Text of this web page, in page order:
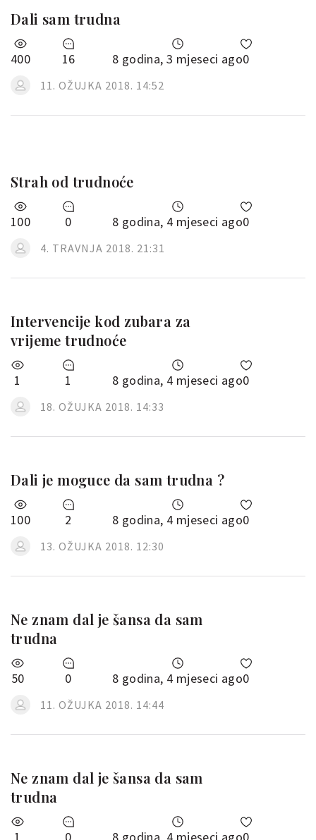
Dali sam trudna
400 16 8 godina, 3 mjeseci ago0
11. OŽUJKA 2018. 14:52
Strah od trudnoće
100 0 8 godina, 4 mjeseci ago0
4. TRAVNJA 2018. 21:31
Intervencije kod zubara za
vrijeme trudnoće
1 1 8 godina, 4 mjeseci ago0
18. OŽUJKA 2018. 14:33
Dali je moguce da sam trudna ?
100 2 8 godina, 4 mjeseci ago0
13. OŽUJKA 2018. 12:30
Ne znam dal je šansa da sam
trudna
50 0 8 godina, 4 mjeseci ago0
11. OŽUJKA 2018. 14:44
Ne znam dal je šansa da sam
trudna